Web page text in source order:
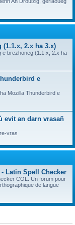
2.x ha 3.x)
e brezhoneg (1.1.x, 2.x ha
e
Mozilla Thunderbird e
evit an darn vrasañ
vras
Latin Spell Checker
COL. Un forum pour
de langue